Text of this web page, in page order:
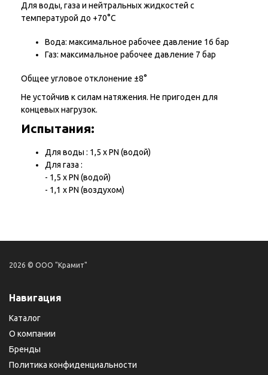
Для воды, газа и нейтральных жидкостей с
температурой до +70°С
Вода: максимальное рабочее давление 16 бар
Газ: максимальное рабочее давление 7 бар
Общее угловое отклонение ±8°
Не устойчив к силам натяжения. Не пригоден для
концевых нагрузок.
Испытания:
Для воды : 1,5 х PN (водой)
Для газа :
- 1,5 х PN (водой)
- 1,1 х PN (воздухом)
2026 © ООО "Крамит"
Навигация
Каталог
О компании
Бренды
Политика конфиденциальности